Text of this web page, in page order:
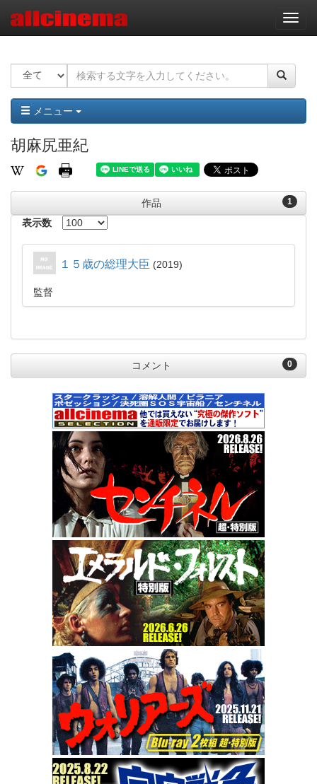
ナ
ビ
ー
ョ
ン
メニュー
胡麻尻亜紀
1
作品
表示数
１５歳の総理大臣 2019
監督
0
コメント